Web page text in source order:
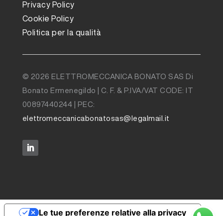
Privacy Policy
Cookie Policy
Politica per la qualità
© 2026 ELETTROMECCANICA BONATO SAS Di
Bonato Ermenegildo | C. F. & P.IVA/VAT CODE: IT
00897440244 | PEC:
elettromeccanicabonatosas@legalmail.it
Le tue preferenze relative alla privacy